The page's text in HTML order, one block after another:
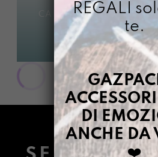
CARDISSSIMA
LIBERTÀ
€16,00
REGALI
te.
DI
ANCHE DA
❤️